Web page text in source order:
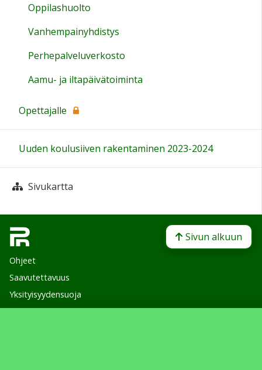
Oppilashuolto
Vanhempainyhdistys
Perhepalveluverkosto
Aamu- ja iltapäivätoiminta
Opettajalle
Uuden koulusiiven rakentaminen 2023-2024
Sivukartta
Ohjeet
Saavutettavuus
Yksityisyydensuoja
Sivun alkuun